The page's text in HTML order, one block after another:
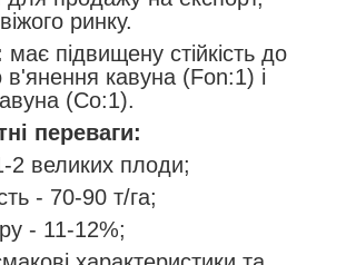
ринку.
має підвищену стійкість до
в'янення кавуна (Fon:1) і
(Co:1).
переваги:
2 великих плоди;
- 70-90 т/га;
- 11-12%;